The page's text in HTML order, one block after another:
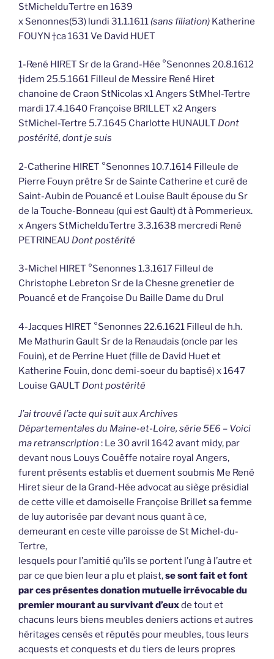
StMichelduTertre en 1639
x Senonnes(53) lundi 31.1.1611 (sans filiation) Katherine
FOUYN †ca 1631 Ve David HUET
1-René HIRET Sr de la Grand-Hée °Senonnes 20.8.1612
†idem 25.5.1661 Filleul de Messire René Hiret
chanoine de Craon StNicolas x1 Angers StMhel-Tertre
mardi 17.4.1640 Françoise BRILLET x2 Angers
StMichel-Tertre 5.7.1645 Charlotte HUNAULT Dont
postérité, dont je suis
2-Catherine HIRET °Senonnes 10.7.1614 Filleule de
Pierre Fouyn prêtre Sr de Sainte Catherine et curé de
Saint-Aubin de Pouancé et Louise Bault épouse du Sr
de la Touche-Bonneau (qui est Gault) dt à Pommerieux.
x Angers StMichelduTertre 3.3.1638 mercredi René
PETRINEAU Dont postérité
3-Michel HIRET °Senonnes 1.3.1617 Filleul de
Christophe Lebreton Sr de la Chesne grenetier de
Pouancé et de Françoise Du Baille Dame du Drul
4-Jacques HIRET °Senonnes 22.6.1621 Filleul de h.h.
Me Mathurin Gault Sr de la Renaudais (oncle par les
Fouin), et de Perrine Huet (fille de David Huet et
Katherine Fouin, donc demi-soeur du baptisé) x 1647
Louise GAULT Dont postérité
J’ai trouvé l’acte qui suit aux Archives
Départementales du Maine-et-Loire, série 5E6 – Voici
ma retranscription : Le 30 avril 1642 avant midy, par
devant nous Louys Couëffe notaire royal Angers,
furent présents establis et duement soubmis Me René
Hiret sieur de la Grand-Hée advocat au siège présidial
de cette ville et damoiselle Françoise Brillet sa femme
de luy autorisée par devant nous quant à ce,
demeurant en ceste ville paroisse de St Michel-du-
Tertre,
lesquels pour l’amitié qu’ils se portent l’ung à l’autre et
par ce que bien leur a plu et plaist,se sont fait et font
par ces présentes donation mutuelle irrévocable du
premier mourant au survivant d’euxde tout et
chacuns leurs biens meubles deniers actions et autres
héritages censés et réputés pour meubles, tous leurs
acquests et conquests et du tiers de leurs propres